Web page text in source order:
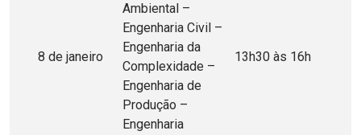
8 de janeiro
Ambiental –
Engenharia Civil –
Engenharia da
Complexidade –
Engenharia de
Produção –
Engenharia
13h30 às 16h